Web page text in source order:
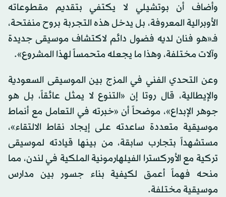
وأضاف أن بوتشيلي لا يكتفي بتقديم مقطوعاته
الأوبرالية المعروفة، بل يدخل هذه التجربة بروح منفتحة،
فـ«هو فنان لديه فضول دائم لاكتشاف موسيقى جديدة
وآلات مختلفة، وهذا ما يجعله متحمساً لهذا المشروع».
وعن التحدي الفني في المزج بين الموسيقى السعودية
والإيطالية، قال روتا إن «التنوع لا يمثل عائقاً، بل هو
جوهر الإبداع»، موضحاً أن «خبرته في التعامل مع أنماط
موسيقية متعددة ساعدته على إيجاد نقاط الالتقاء»،
مستشهداً بتجارب سابقة، من بينها قيادته لموسيقى
تركية مع الأوركسترا الفيلهارمونية الملكية في لندن، مما
منحه فهماً أعمق لكيفية بناء جسور بين مدارس
موسيقية مختلفة.